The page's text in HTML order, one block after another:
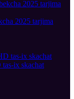
2025 tarjima
ix skachat